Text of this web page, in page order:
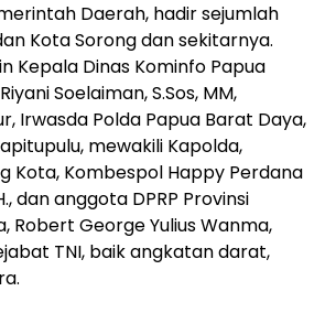
Daerah, hadir sejumlah
Kota Sorong dan sekitarnya.
Kepala Dinas Kominfo Papua
Soelaiman, S.Sos, MM,
Irwasda Polda Papua Barat Daya,
mewakili Kapolda,
Kota, Kombespol Happy Perdana
dan anggota DPRP Provinsi
Robert George Yulius Wanma,
TNI, baik angkatan darat,